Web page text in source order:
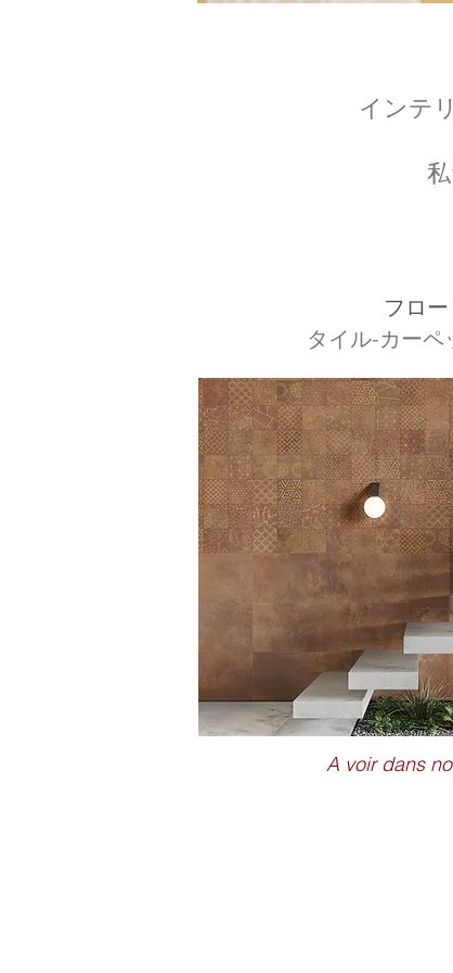
インテ
フロ
タイル-カーペ
A voir dans